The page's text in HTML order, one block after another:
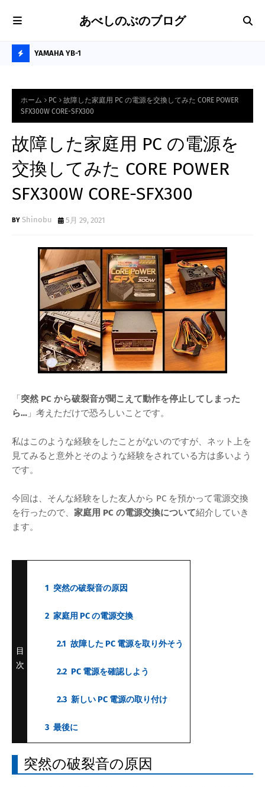
あべしのぶのブログ
O
P
O
S
T
S
な卓上 YAMAHA YB-1
ホーム PC
故障した家庭用 PC の電源を交換してみた CORE POWER
SFX300W CORE-SFX300
故障した家庭用 PC の電源を
交換してみた CORE POWER
SFX300W CORE-SFX300
Shinobu 5月 29, 2021
「突然 PC から破裂音が聞こえて動作を停止してしまった
ら… 」考えただけで恐ろしいことです。
私はこのような経験をしたことがないのですが、ネット上を
見てみると意外とそのような経験をされている方は多いよう
です。
今回は、そんな経験をした友人から PC を預かって電源交換
を行ったので、 家庭用 PC の電源交換について紹介していき
ます。
目
次
1 突然の破裂音の原因
2 家庭用 PC の電源交換
2.1 故障した PC 電源を取り外そう
2.2 PC 電源を確認しよう
2.3 新しい PC 電源の取り付け
3 最後に
突然の破裂音の原因